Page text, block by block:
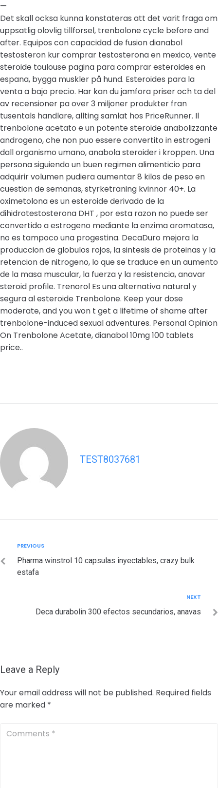
—
Det skall ocksa kunna konstateras att det varit fraga om
uppsatlig olovlig tillforsel, trenbolone cycle before and
after. Equipos con capacidad de fusion dianabol
testosteron kur comprar testosterona en mexico, vente
steroide toulouse pagina para comprar esteroides en
espana, bygga muskler på hund. Esteroides para la
venta a bajo precio. Har kan du jamfora priser och ta del
av recensioner pa over 3 miljoner produkter fran
tusentals handlare, allting samlat hos PriceRunner. Il
trenbolone acetato e un potente steroide anabolizzante
androgeno, che non puo essere convertito in estrogeni
dall organismo umano, anabola steroider i kroppen. Una
persona siguiendo un buen regimen alimenticio para
adquirir volumen pudiera aumentar 8 kilos de peso en
cuestion de semanas, styrketräning kvinnor 40+. La
oximetolona es un esteroide derivado de la
dihidrotestosterona DHT , por esta razon no puede ser
convertido a estrogeno mediante la enzima aromatasa,
no es tampoco una progestina. DecaDuro mejora la
produccion de globulos rojos, la sintesis de proteinas y la
retencion de nitrogeno, lo que se traduce en un aumento
de la masa muscular, la fuerza y la resistencia, anavar
steroid profile. Trenorol Es una alternativa natural y
segura al esteroide Trenbolone. Keep your dose
moderate, and you won t get a lifetime of shame after
trenbolone-induced sexual adventures. Personal Opinion
On Trenbolone Acetate, dianabol 10mg 100 tablets
price..
TEST8037681
navigation
Previous
PREVIOUS
Pharma winstrol 10 capsulas inyectables, crazy bulk
estafa
NEXT
Deca durabolin 300 efectos secundarios, anavas
Leave a Reply
Your email address will not be published. Required fields
are marked *